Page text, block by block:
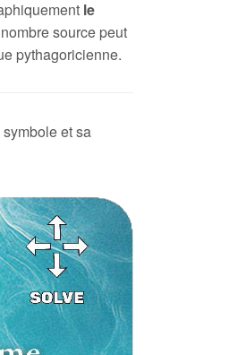
le
source peut
pythagoricienne.
et sa